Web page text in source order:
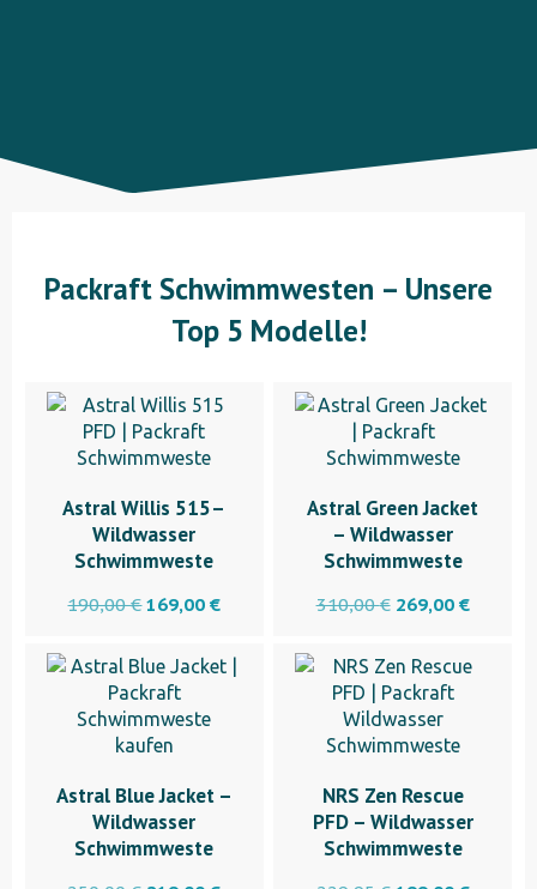
Packraft Schwimmwesten – Unsere
Top 5 Modelle!
Astral Willis 515–
Wildwasser
Schwimmweste
190,00€Ursprünglicher
war:
190,00 €
169,00€Aktueller
ist:
169,00 €.
Astral Green Jacket
– Wildwasser
Schwimmweste
310,00€ Ursprünglicher
war:
310,00 €
269,00 €
269,00
Astral Blue Jacket –
Wildwasser
Schwimmweste
NRS Zen Rescue
PFD – Wildwasser
Schwimmweste